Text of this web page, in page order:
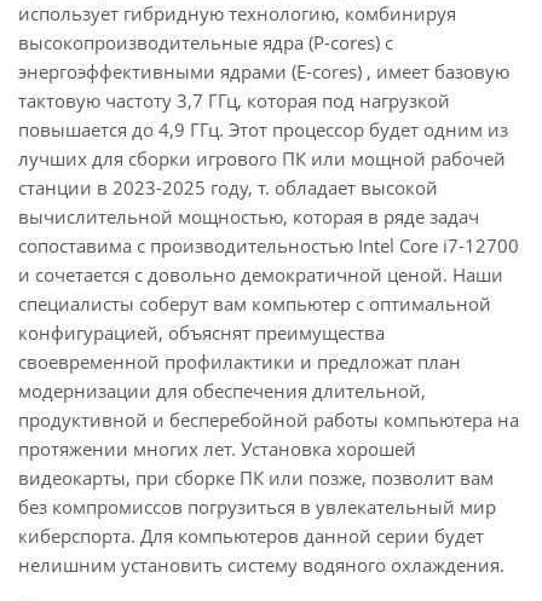
использует гибридную технологию, комбинируя
высокопроизводительные ядра (P-cores) с
энергоэффективными ядрами (E-cores) , имеет базовую
тактовую частоту 3,7 ГГц, которая под нагрузкой
повышается до 4,9 ГГц. Этот процессор будет одним из
лучших для сборки игрового ПК или мощной рабочей
станции в 2023-2025 году, т. обладает высокой
вычислительной мощностью, которая в ряде задач
сопоставима с производительностью Intel Core i7-12700
и сочетается с довольно демократичной ценой. Наши
специалисты соберут вам компьютер с оптимальной
конфигурацией, объяснят преимущества
своевременной профилактики и предложат план
модернизации для обеспечения длительной,
продуктивной и бесперебойной работы компьютера на
протяжении многих лет. Установка хорошей
видеокарты, при сборке ПК или позже, позволит вам
без компромиссов погрузиться в увлекательный мир
киберспорта. Для компьютеров данной серии будет
нелишним установить систему водяного охлаждения.